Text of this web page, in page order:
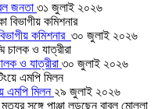
জনতা ৩১ জুলাই ২০২৬
কমিশনার ৩০ জুলাই ২০২৬
ও যাত্রীরা ৩০ জুলাই ২০২৬
এমপি মিলন ২৯ জুলাই ২০২৬